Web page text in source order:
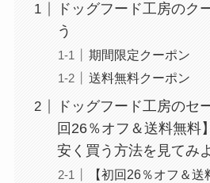
ドッグフード工房のク
う
期間限定クーポン
送料無料クーポン
ドッグフード工房のセ
回26％オフ＆送料無料
安く買う方法を見てみ
【初回26％オフ＆